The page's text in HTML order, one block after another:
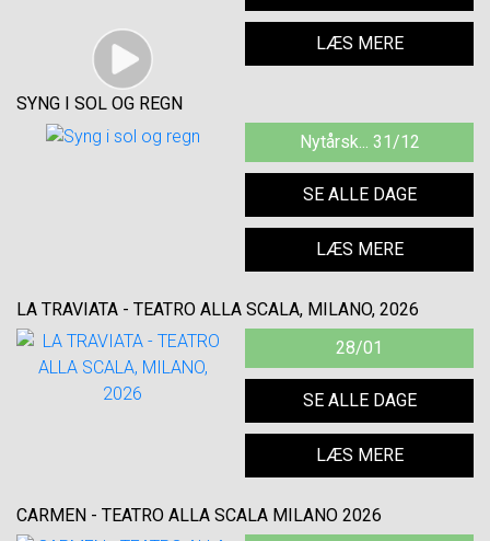
LÆS MERE
SYNG I SOL OG REGN
Nytårsk... 31/12
SE ALLE DAGE
LÆS MERE
LA TRAVIATA - TEATRO ALLA SCALA, MILANO, 2026
28/01
SE ALLE DAGE
LÆS MERE
CARMEN - TEATRO ALLA SCALA MILANO 2026